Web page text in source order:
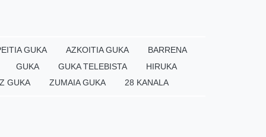
GUKA AZKOITIA GUKA
BARRENA
GUKA
GUKA TELEBISTA
HIRUKA
GUKA
ZUMAIA GUKA 28 KANALA